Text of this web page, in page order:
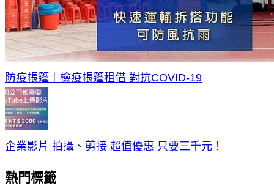
防疫帳篷｜檢疫帳篷租借 對抗COVID-19
企業影片 拍攝、剪接 超值優惠 只要三千元！
熱門標籤